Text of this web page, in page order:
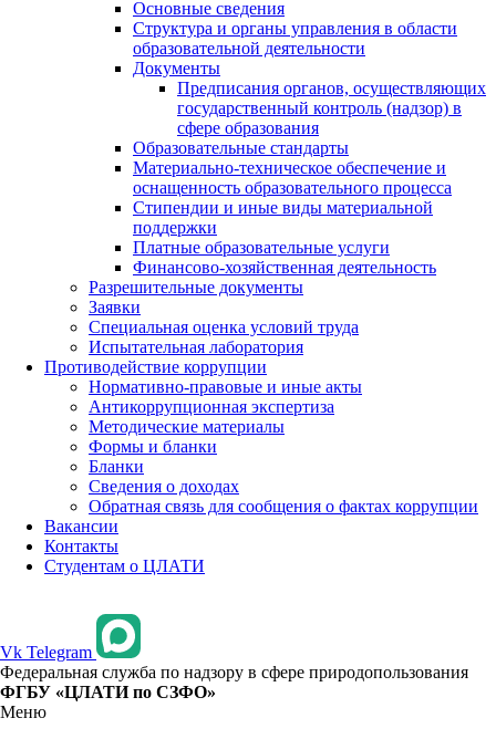
Основные сведения
Структура и органы управления в области
образовательной деятельности
Документы
Предписания органов, осуществляющих
государственный контроль (надзор) в
сфере образования
Образовательные стандарты
Материально-техническое обеспечение и
оснащенность образовательного процесса
Стипендии и иные виды материальной
поддержки
Платные образовательные услуги
Финансово-хозяйственная деятельность
Разрешительные документы
Заявки
Специальная оценка условий труда
Испытательная лаборатория
Противодействие коррупции
Нормативно-правовые и иные акты
Антикоррупционная экспертиза
Методические материалы
Формы и бланки
Бланки
Сведения о доходах
Обратная связь для сообщения о фактах коррупции
Вакансии
Контакты
Студентам о ЦЛАТИ
Vk Telegram
Федеральная служба по надзору в сфере природопользования
ФГБУ «ЦЛАТИ по СЗФО»
Меню